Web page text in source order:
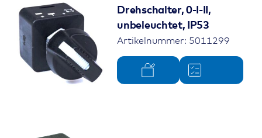
Drehschalter, 0-I-II,
unbeleuchtet, IP53
Artikelnummer: 5011299